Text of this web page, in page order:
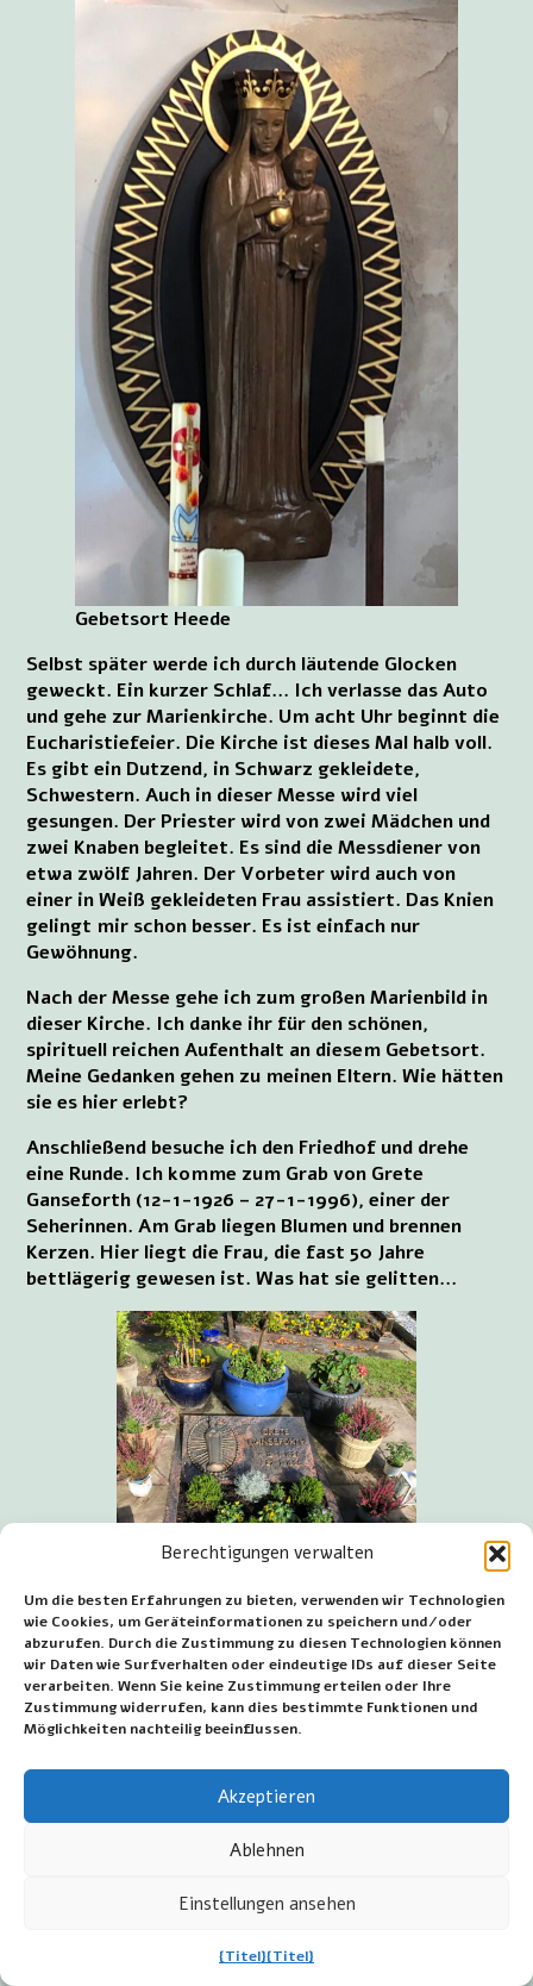
Berechtigungen verwalten
Um die besten Erfahrungen zu bieten, verwenden wir Technologien
wie Cookies, um Geräteinformationen zu speichern und/oder
abzurufen. Durch die Zustimmung zu diesen Technologien können
wir Daten wie Surfverhalten oder eindeutige IDs auf dieser Seite
verarbeiten. Wenn Sie keine Zustimmung erteilen oder Ihre
Zustimmung widerrufen, kann dies bestimmte Funktionen und
Möglichkeiten nachteilig beeinflussen.
Akzeptieren
Ablehnen
Einstellungen ansehen
{Titel}{Titel}
Gebetsort Heede
Selbst später werde ich durch läutende Glocken
geweckt. Ein kurzer Schlaf... Ich verlasse das Auto
und gehe zur Marienkirche. Um acht Uhr beginnt die
Eucharistiefeier. Die Kirche ist dieses Mal halb voll.
Es gibt ein Dutzend, in Schwarz gekleidete,
Schwestern. Auch in dieser Messe wird viel
gesungen. Der Priester wird von zwei Mädchen und
zwei Knaben begleitet. Es sind die Messdiener von
etwa zwölf Jahren. Der Vorbeter wird auch von
einer in Weiß gekleideten Frau assistiert. Das Knien
gelingt mir schon besser. Es ist einfach nur
Gewöhnung.
Nach der Messe gehe ich zum großen Marienbild in
dieser Kirche. Ich danke ihr für den schönen,
spirituell reichen Aufenthalt an diesem Gebetsort.
Meine Gedanken gehen zu meinen Eltern. Wie hätten
sie es hier erlebt?
Anschließend besuche ich den Friedhof und drehe
eine Runde. Ich komme zum Grab von Grete
Ganseforth (12-1-1926 – 27-1-1996), einer der
Seherinnen. Am Grab liegen Blumen und brennen
Kerzen. Hier liegt die Frau, die fast 50 Jahre
bettlägerig gewesen ist. Was hat sie gelitten...
Graf Grete Ganseforth am
Nach dem Friedhof spaziere ich zum angrenzenden
Marienpark. Hier liegen Rosenkranzgeheimnisse und
es gibt eine Statue von Papst Johannes Paul II. Er ist
Stab mit Kreuz. In diesem Park steht auch die
ähnelt. Sie hat ein weißes Gewand an, trägt eine